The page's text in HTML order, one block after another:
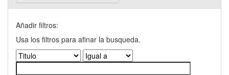
Añadir filtros:
Usa los filtros para afinar la busqueda.